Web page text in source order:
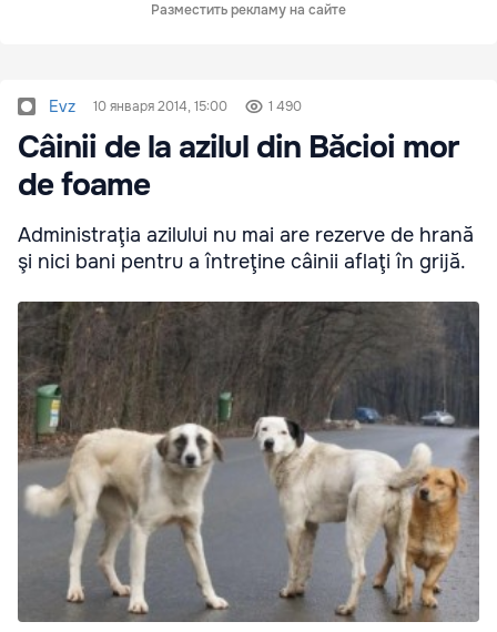
Разместить рекламу на сайте
Evz 10 января 2014, 15:00 1 490
Câinii de la azilul din Băcioi mor
de foame
Administraţia azilului nu mai are rezerve de hrană
şi nici bani pentru a întreţine câinii aflaţi în grijă.